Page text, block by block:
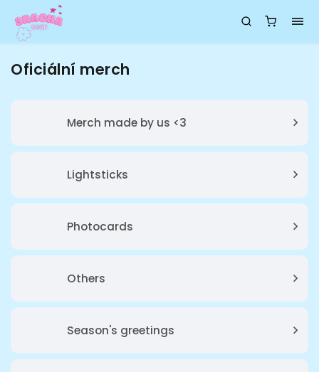
Oficiální merch
Merch made by us <3
Lightsticks
Photocards
Others
Season's greetings